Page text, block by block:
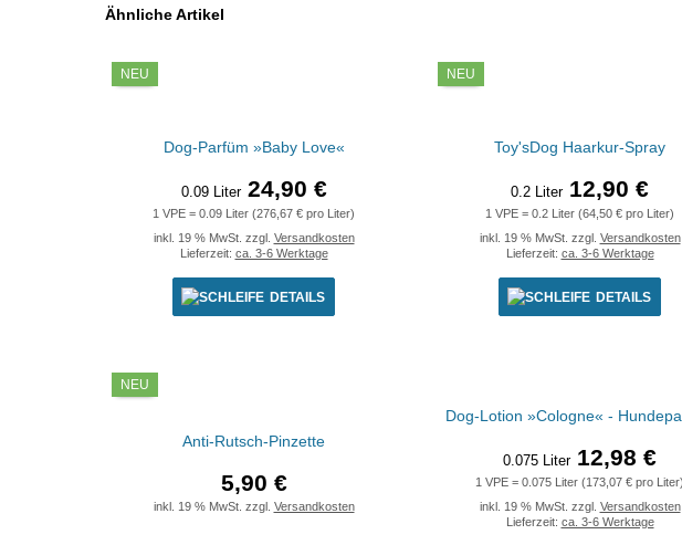
Ähnliche Artikel
NEU
Dog-Parfüm »Baby Love«
0.09 Liter 24,90 €
1 VPE = 0.09 Liter (276,67 € pro Liter)
inkl. 19 % MwSt. zzgl. Versandkosten
Lieferzeit: ca. 3-6 Werktage
DETAILS
NEU
Toy'sDog Haarkur-Spray
0.2 Liter 12,90 €
1 VPE = 0.2 Liter (64,50 € pro Liter)
inkl. 19 % MwSt. zzgl. Versandkosten
Lieferzeit: ca. 3-6 Werktage
DETAILS
NEU
Anti-Rutsch-Pinzette
5,90 €
inkl. 19 % MwSt. zzgl. Versandkosten
Dog-Lotion »Cologne« -
0.075 Liter 12,98 €
1 VPE = 0.075 Liter (173,07 € pro Liter)
inkl. 19 % MwSt. zzgl. Versandkosten
Lieferzeit: ca. 3-6 Werktage